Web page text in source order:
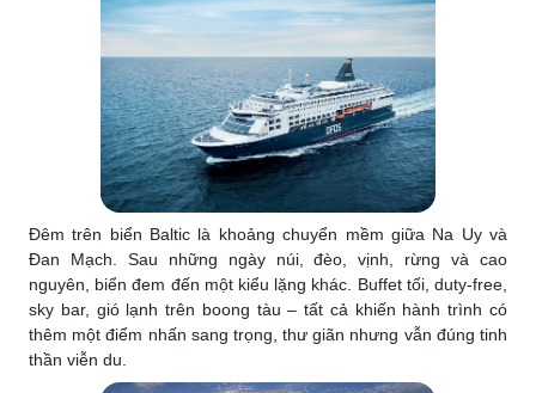
Đêm trên biển Baltic là khoảng chuyển mềm giữa Na Uy và
Đan Mạch. Sau những ngày núi, đèo, vịnh, rừng và cao
nguyên, biển đem đến một kiểu lặng khác. Buffet tối, duty-free,
sky bar, gió lạnh trên boong tàu – tất cả khiến hành trình có
thêm một điểm nhấn sang trọng, thư giãn nhưng vẫn đúng tinh
thần viễn du.